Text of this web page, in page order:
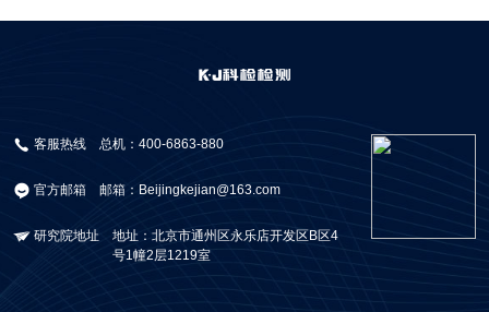
客服热线 总机：400-6863-880
官方邮箱 邮箱：Beijingkejian@163.com
研究院地址
地址：北京市通州区永乐店开发区B区4
号1幢2层1219室